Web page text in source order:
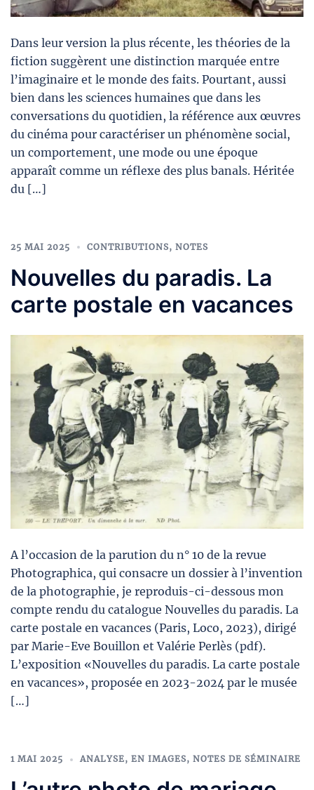
Dans leur version la plus récente, les théories de la
fiction suggèrent une distinction marquée entre
l’imaginaire et le monde des faits. Pourtant, aussi
bien dans les sciences humaines que dans les
conversations du quotidien, la référence aux œuvres
du cinéma pour caractériser un phénomène social,
un comportement, une mode ou une époque
apparaît comme un réflexe des plus banals. Héritée
du […]
25 MAI 2025 CONTRIBUTIONS, NOTES
Nouvelles du paradis. La
carte postale en vacances
A l’occasion de la parution du n° 10 de la revue
Photographica, qui consacre un dossier à l’invention
de la photographie, je reproduis-ci-dessous mon
compte rendu du catalogue Nouvelles du paradis. La
carte postale en vacances (Paris, Loco, 2023), dirigé
par Marie-Eve Bouillon et Valérie Perlès (pdf).
L’exposition «Nouvelles du paradis. La carte postale
en vacances», proposée en 2023-2024 par le musée
[…]
1 MAI 2025 ANALYSE, EN IMAGES, NOTES DE SÉMINAIRE